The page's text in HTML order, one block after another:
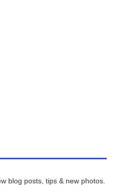
blog posts, tips & new photos.